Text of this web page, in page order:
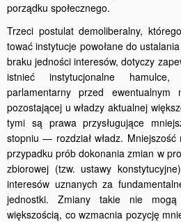
porządku społecznego.
Trzeci postulat demoliberalny,
tować instytucje powołane do
braku jedności interesów, dotyczy
istnieć instytucjonalne
parlamentarny przed
pozostającej u władzy aktualnej
tymi są prawa przysługują­ce
stopniu — rozdział władz.
przypadku prób dokonania zmian w
zbiorowej (tzw. ustawy
interesów uznanych za
jednostki. Zmiany takie nie mogą
większością, co wzmacnia pozycję